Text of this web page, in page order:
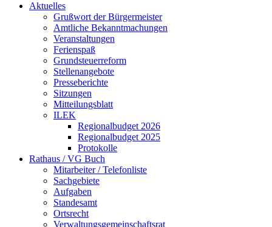
Aktuelles
Grußwort der Bürgermeister
Amtliche Bekanntmachungen
Veranstaltungen
Ferienspaß
Grundsteuerreform
Stellenangebote
Presseberichte
Sitzungen
Mitteilungsblatt
ILEK
Regionalbudget 2026
Regionalbudget 2025
Protokolle
Rathaus / VG Buch
Mitarbeiter / Telefonliste
Sachgebiete
Aufgaben
Standesamt
Ortsrecht
Verwaltungsgemeinschaftsrat